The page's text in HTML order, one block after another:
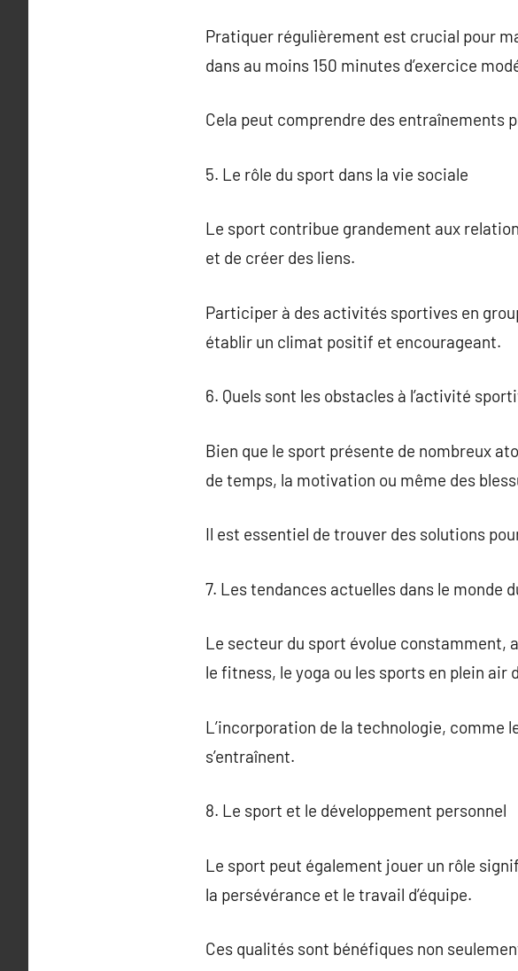
Pratiquer régulièrement est crucial pour
dans au moins 150 minutes d’exercice
Cela peut comprendre des entraînements
5. Le rôle du sport dans la vie sociale
Le sport contribue grandement aux
et de créer des liens.
Participer à des activités sportives en
établir un climat positif et encourageant.
6. Quels sont les obstacles à l’activité
Bien que le sport présente de nombreux
de temps, la motivation ou même des
Il est essentiel de trouver des solutions
7. Les tendances actuelles dans le monde
Le secteur du sport évolue constamment,
le fitness, le yoga ou les sports en plein air
L’incorporation de la technologie, comme
s’entraînent.
8. Le sport et le développement personnel
Le sport peut également jouer un rôle
la persévérance et le travail d’équipe.
Ces qualités sont bénéfiques non